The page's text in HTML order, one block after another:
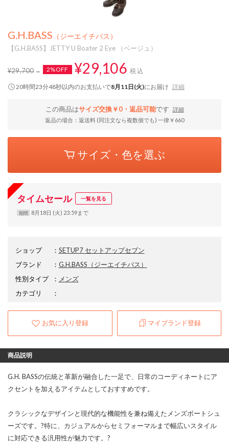
G.H.BASS （ジーエイチバス）
【G.H.BASS】JETTY U Boater 2 Eye （ベージュ）
¥29,700 2%OFF ¥29,106 税込
20時間23分48秒以内のお支払いで8月11日(火)にお届け 詳細
この商品はサイズ交換￥0・返品可能です
詳細
返品の場合：返送料 (同注文なら複数個でも) 一律￥660
サイズ・色を選ぶ
タイムセール 一覧を見る
期間 8月18日 (火) 23:59まで
ショップ ： SETUP7 セットアップセブン
ブランド
： G.H.BASS （ジーエイチバス）
性別タイプ
： メンズ
カテゴリ
：
お気に入り登録 マイブランド登録
商品説明
G.H. BASSの伝統と革新が融合した一足で、日常のコーディネートにア
クセントを加えるアイテムとしておすすめです。
クラシックなデザインと現代的な機能性を兼ね備えたメンズボートシュ
ーズです。?特に、カジュアルからセミフォーマルまで幅広いスタイル
に対応できる汎用性が魅力です。?